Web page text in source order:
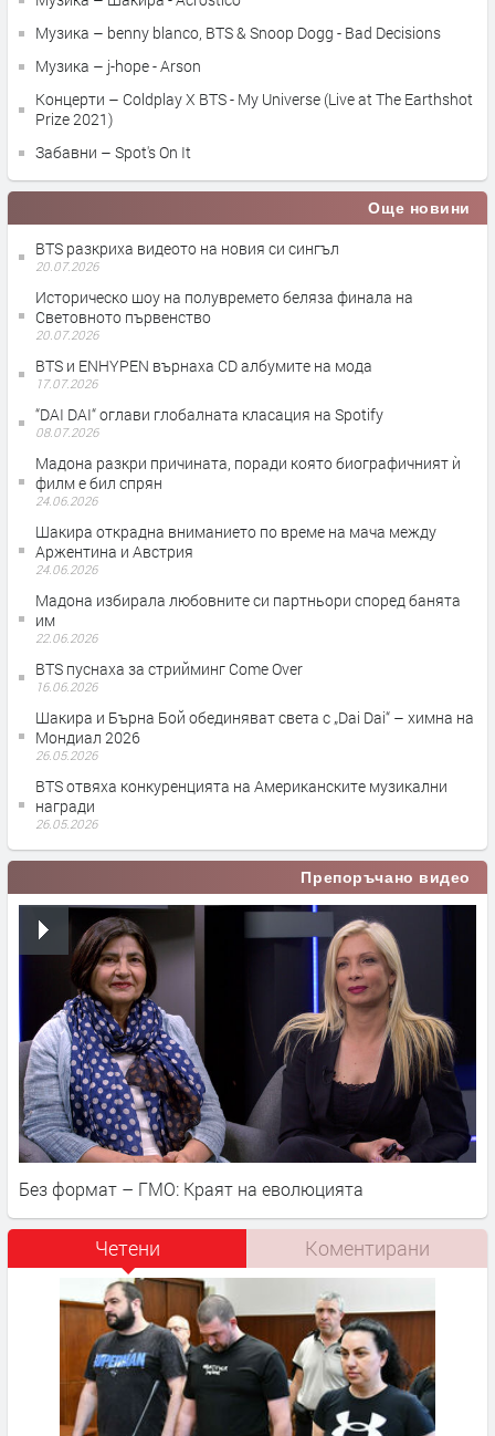
Музика – benny blanco, BTS & Snoop Dogg - Bad Decisions
Музика – j-hope - Arson
Концерти – Coldplay X BTS - My Universe (Live at The Earthshot
Prize 2021)
Забавни – Spot's On It
Още новини
BTS разкриха видеото на новия си сингъл
20.07.2026
Историческо шоу на полувремето беляза финала на
Световното първенство
20.07.2026
BTS и ENHYPEN върнаха CD албумите на мода
17.07.2026
“DAI DAI“ оглави глобалната класация на Spotify
08.07.2026
Мадона разкри причината, поради която биографичният ѝ
филм е бил спрян
24.06.2026
Шакира открадна вниманието по време на мача между
Аржентина и Австрия
24.06.2026
Мадона избирала любовните си партньори според банята
им
22.06.2026
BTS пуснаха за стрийминг Come Over
16.06.2026
Шакира и Бърна Бой обединяват света с „Dai Dai“ – химна на
Мондиал 2026
26.05.2026
BTS отвяха конкуренцията на Американските музикални
награди
26.05.2026
Препоръчано видео
Без формат – ГМО: Краят на еволюцията
Четени Коментирани